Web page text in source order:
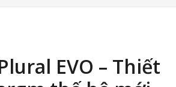
EVO – Thiết